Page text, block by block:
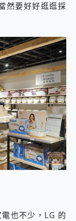
然要好好逛逛採
也不少，LG 的